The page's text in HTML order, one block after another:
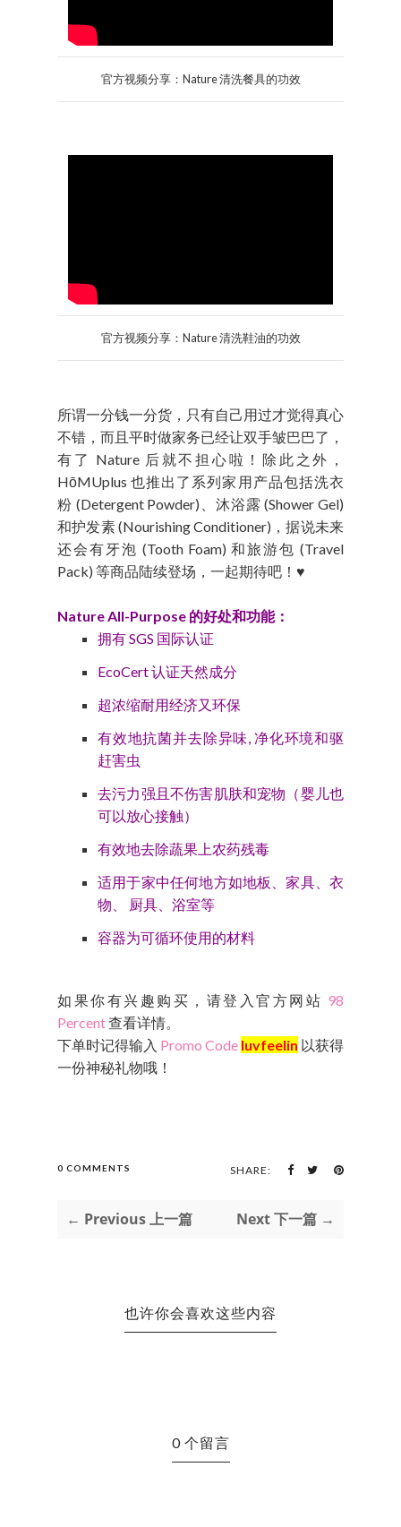
官方视频分享：Nature 清洗餐具的功效
官方视频分享：Nature 清洗鞋油的功效
所谓一分钱一分货，只有自己用过才觉得真心
不错，而且平时做家务已经让双手皱巴巴了，
有了 Nature 后就不担心啦！除此之外，
HōMUplus 也推出了系列家用产品包括洗衣
粉 (Detergent Powder)、沐浴露 (Shower Gel)
和护发素 (Nourishing Conditioner)，据说未来
还会有牙泡 (Tooth Foam) 和旅游包 (Travel
Pack) 等商品陆续登场，一起期待吧！♥
Nature All-Purpose 的好处和功能：
拥有 SGS 国际认证
EcoCert 认证天然成分
超浓缩耐用经济又环保
有效地抗菌并去除异味, 净化环境和驱
赶害虫
去污力强且不伤害肌肤和宠物（婴儿也
可以放心接触）
有效地去除蔬果上农药残毒
适用于家中任何地方如地板、家具、衣
物、 厨具、浴室等
容器为可循环使用的材料
如果你有兴趣购买，请登入官方网站 98
Percent查看详情。
下单时记得输入 Promo Code luvfeelin 以获得
一份神秘礼物哦！
0 COMMENTS SHARE:
← Previous 上一篇 Next 下一篇 →
也许你会喜欢这些内容
0 个留言